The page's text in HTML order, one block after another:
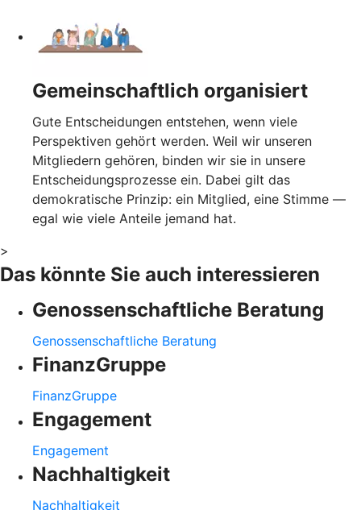
Gemeinschaftlich organisiert
Gute Entscheidungen entstehen, wenn viele
Perspektiven gehört werden. Weil wir unseren
Mitgliedern gehören, binden wir sie in unsere
Entscheidungsprozesse ein. Dabei gilt das
demokratische Prinzip: ein Mitglied, eine Stimme —
egal wie viele Anteile jemand hat.
>
Das könnte Sie auch interessieren
Genossenschaftliche Beratung
Genossenschaftliche Beratung
FinanzGruppe
FinanzGruppe
Engagement
Engagement
Nachhaltigkeit
Nachhaltigkeit